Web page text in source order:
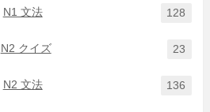
N1 文法 128
N2 クイズ 23
N2 文法 136